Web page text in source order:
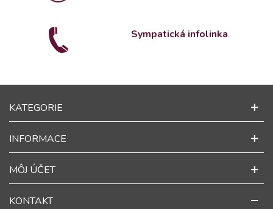
Sympatická infolinka
KATEGORIE
INFORMACE
MÔJ ÚČET
KONTAKT